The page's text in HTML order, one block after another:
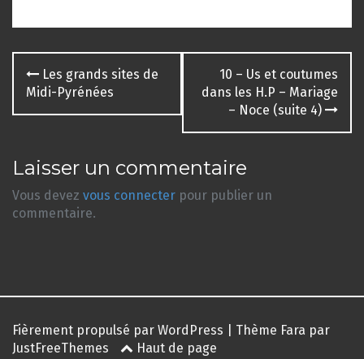
Navigation
des
articles
Les grands sites de
Midi-Pyrénées
10 – Us et coutumes
dans les H.P – Mariage
– Noce (suite 4)
Laisser un commentaire
Vous devez vous connecter pour publier un
commentaire.
Fièrement propulsé par WordPress Thème Fara par
JustFreeThemes
Haut de page